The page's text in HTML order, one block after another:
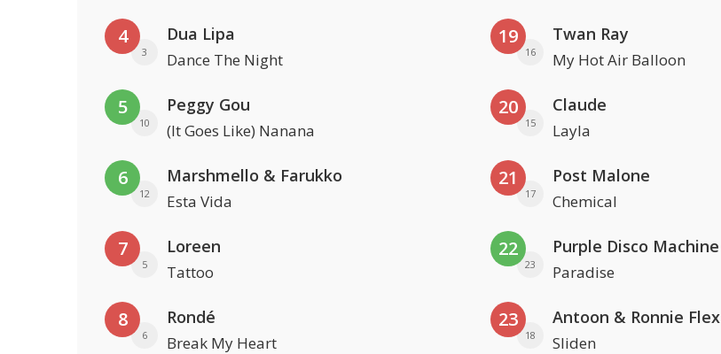
4
3
Dua Lipa
Dance The Night
5
10
Peggy Gou
(It Goes Like) Nanana
6
12
Marshmello & Farukko
Esta Vida
7
5
Loreen
Tattoo
8
6
Rondé
Break My Heart
19
16
Twan Ray
My Hot Air Balloon
20
15
Claude
Layla
21
17
Post Malone
Chemical
22
23 Paradise
23
18
Antoon & Ronnie Flex
Sliden